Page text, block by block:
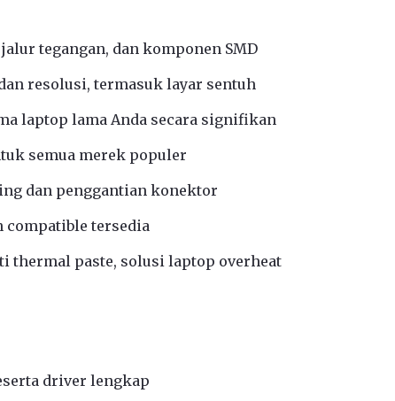
tegangan, dan komponen SMD
resolusi, termasuk layar sentuh
laptop lama Anda secara signifikan
semua merek populer
dan penggantian konektor
tersedia
thermal paste, solusi laptop overheat
driver lengkap